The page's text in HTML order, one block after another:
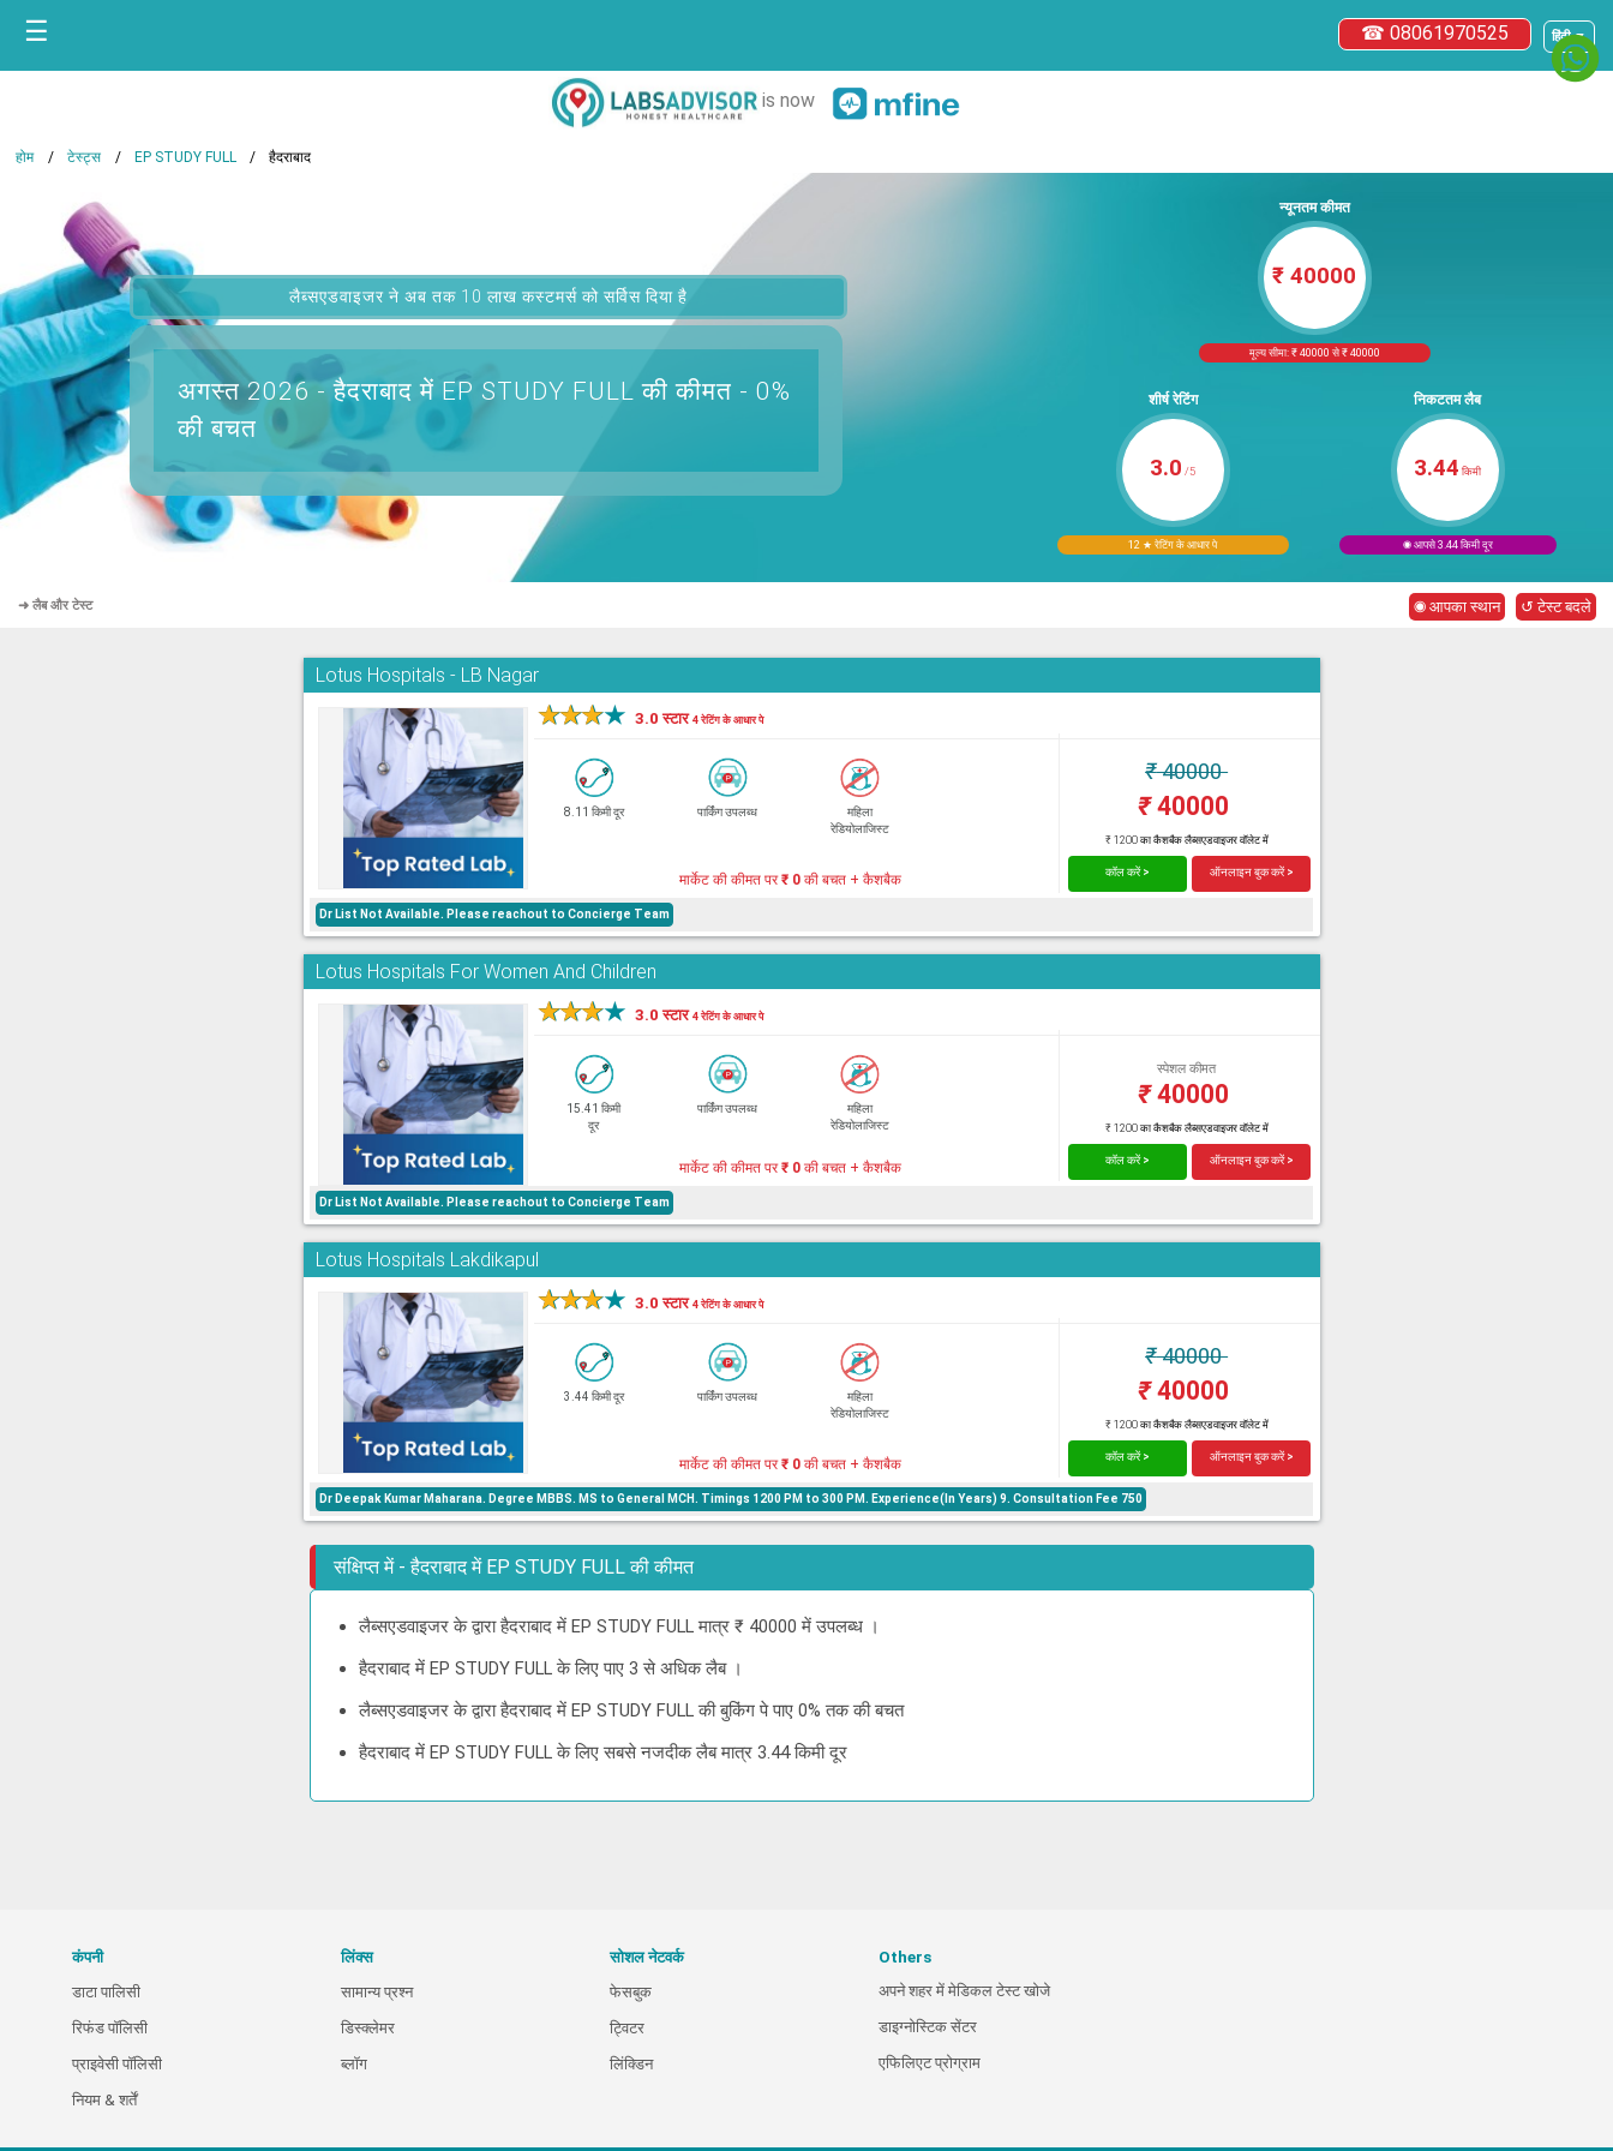
हिंदी ▼
☎ 08061970525
☰
is now
होम टेस्ट्स EP STUDY FULL हैदराबाद
लैब्सएडवाइजर ने अब तक 10 लाख कस्टमर्स को सर्विस दिया है
अगस्त 2026 -हैदराबाद में EP STUDY FULL की कीमत - 0%
की बचत
न्यूनतम कीमत
₹ 40000
मूल्य सीमा: ₹ 40000 से ₹ 40000
शीर्ष रेटिंग
3.0 /5
12 ★ रेटिंग के आधार पे
निकटतम लैब
3.44 किमी
◉ आपसे 3.44 किमी दूर
➜ लैब और टेस्ट ◉ आपका स्थान ↺ टेस्ट बदले
Lotus Hospitals - LB Nagar
★★★★ 3.0 स्टार4 रेटिंग के आधार पे
8.11 किमी दूर पार्किंग उपलब्ध
महिला
रेडियोलाजिस्ट
₹40000
₹40000
₹ 1200 का कैशबैक लैब्सएडवाइजर वॉलेट में
मार्केट की कीमत पर₹ 0 की बचत + कैशबैक कॉल करें > ऑनलाइन बुक करें >
Dr List Not Available. Please reachout to Concierge Team
Lotus Hospitals For Women And Children
★★★★ 3.0 स्टार4 रेटिंग के आधार पे
15.41 किमी
दूर
पार्किंग उपलब्ध
महिला
रेडियोलाजिस्ट
स्पेशल कीमत
₹40000
₹ 1200 का कैशबैक लैब्सएडवाइजर वॉलेट में
मार्केट की कीमत पर₹ 0 की बचत + कैशबैक कॉल करें > ऑनलाइन बुक करें >
Dr List Not Available. Please reachout to Concierge Team
Lotus Hospitals Lakdikapul
★★★★ 3.0 स्टार4 रेटिंग के आधार पे
3.44 किमी दूर पार्किंग उपलब्ध
महिला
रेडियोलाजिस्ट
₹40000
₹40000
₹ 1200 का कैशबैक लैब्सएडवाइजर वॉलेट में
मार्केट की कीमत पर₹ 0 की बचत + कैशबैक कॉल करें > ऑनलाइन बुक करें >
Dr Deepak Kumar Maharana. Degree MBBS. MS to General MCH. Timings 1200 PM to 300 PM. Experience(In Years) 9. Consultation Fee 750
संक्षिप्त में - हैदराबाद में EP STUDY FULL की कीमत
लैब्सएडवाइजर के द्वारा हैदराबाद में EP STUDY FULL मात्र ₹ 40000 में उपलब्ध ।
हैदराबाद में EP STUDY FULL के लिए पाए 3 से अधिक लैब ।
लैब्सएडवाइजर के द्वारा हैदराबाद में EP STUDY FULL की बुकिंग पे पाए 0% तक की बचत
हैदराबाद में EP STUDY FULL के लिए सबसे नजदीक लैब मात्र 3.44 किमी दूर
कंपनी
डाटा पालिसी
रिफंड पॉलिसी
प्राइवेसी पॉलिसी
नियम & शर्तें
लिंक्स
सामान्य प्रश्न
डिस्क्लेमर
ब्लॉग
सोशल नेटवर्क
फेसबुक
ट्विटर
लिंक्डिन
Others
अपने शहर में मेडिकल टेस्ट खोजे
डाइग्नोस्टिक सेंटर
एफिलिएट प्रोग्राम